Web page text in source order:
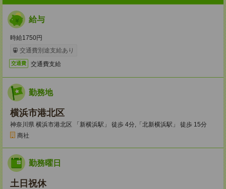
給与
時給1750円
交通費別途支給あり
交通費 交通費支給
勤務地
横浜市港北区
神奈川県 横浜市港北区 「新横浜駅」 徒歩 4分,「北新横浜駅」 徒歩 15分
商社
勤務曜日
土日祝休